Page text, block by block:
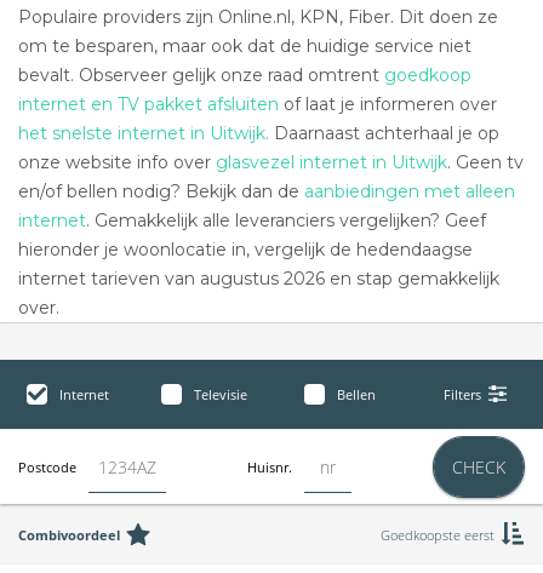
Populaire providers zijn Online.nl, KPN, Fiber. Dit doen ze
om te besparen, maar ook dat de huidige service niet
bevalt. Observeer gelijk onze raad omtrent goedkoop
internet en TV pakket afsluiten of laat je informeren over
het snelste internet in Uitwijk. Daarnaast achterhaal je op
onze website info over glasvezel internet in Uitwijk. Geen tv
en/of bellen nodig? Bekijk dan de aanbiedingen met alleen
internet. Gemakkelijk alle leveranciers vergelijken? Geef
hieronder je woonlocatie in, vergelijk de hedendaagse
internet tarieven van augustus 2026 en stap gemakkelijk
over.
Internet Televisie Bellen Filters
Postcode Huisnr. CHECK
Combivoordeel Goedkoopste eerst